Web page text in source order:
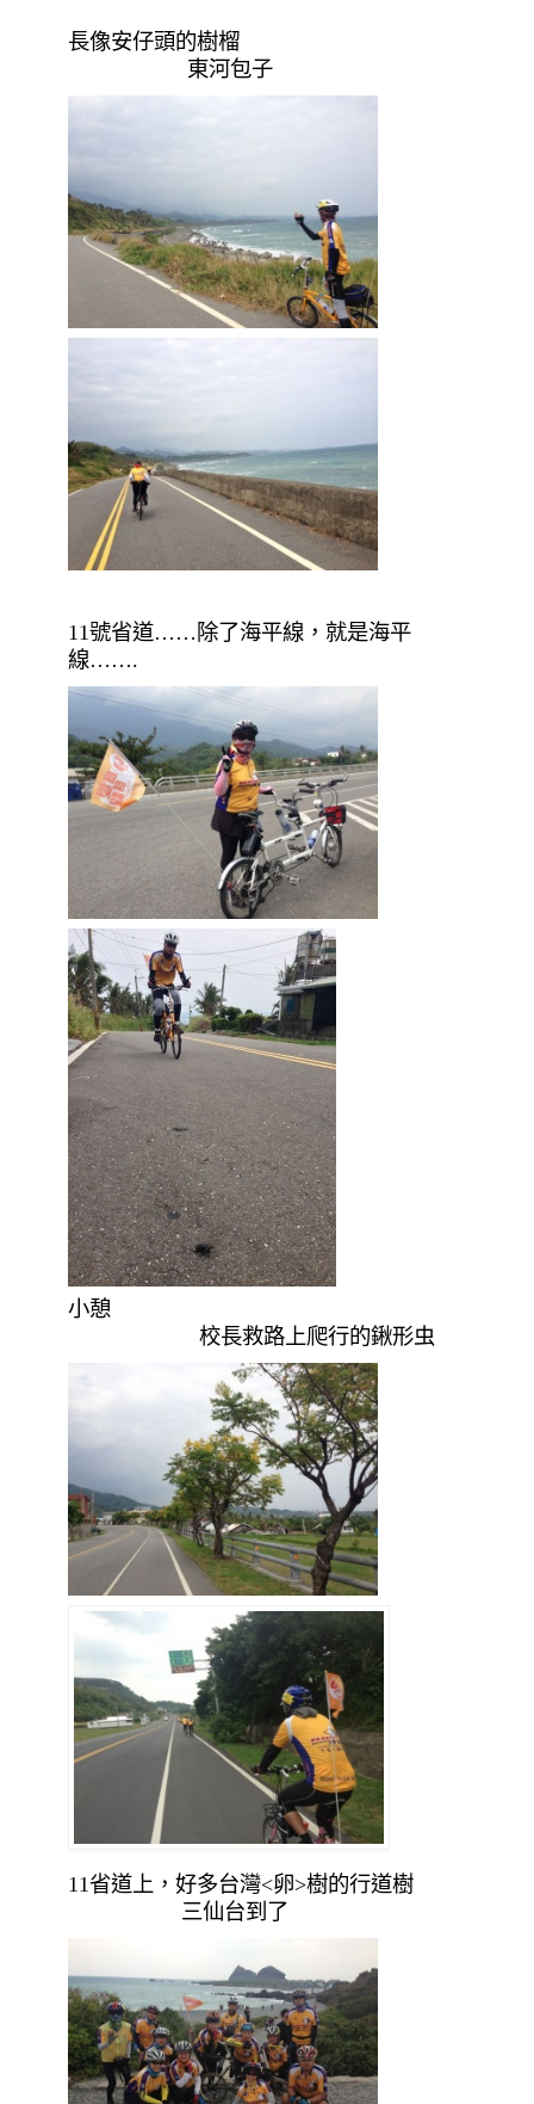
長像安仔頭的樹榴
東河包子
11號省道……除了海平線，就是海平
線…….
小憩
校長救路上爬行的鍬形虫
11省道上，好多台灣<卵>樹的行道樹
三仙台到了